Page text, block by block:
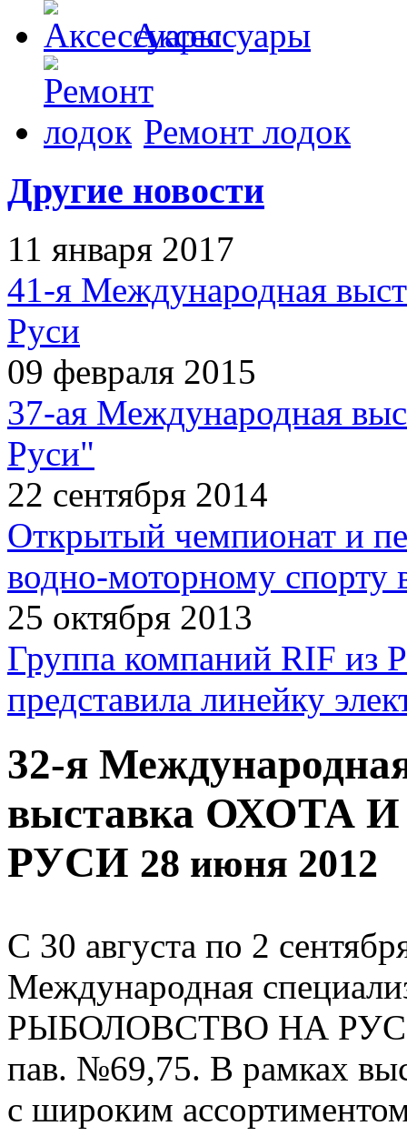
Аксессуары
Ремонт лодок
Другие новости
11 января 2017
41-я Международная
Руси
09 февраля 2015
37-ая Международная
Руси"
22 сентября 2014
Открытый чемпионат и
водно-моторному спорту
25 октября 2013
Группа компаний RIF из
представила линейку
32-я
выставка
РУСИ 28 июня 2012
С 30 августа по 2
Международная
РЫБОЛОВСТВО НА
пав. №69,75. В рамках
с широким